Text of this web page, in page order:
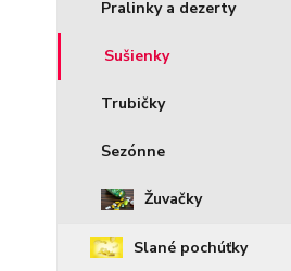
Pralinky a dezerty
Sušienky
Trubičky
Sezónne
Žuvačky
Slané pochúťky